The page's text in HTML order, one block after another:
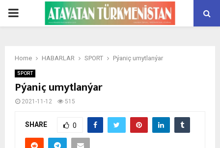
PRIMARY
Home HABARLAR SPORT Pýaniç umytlanýar
SPORT
Pýaniç umytlanýar
2021-11-12 515
SHARE 0